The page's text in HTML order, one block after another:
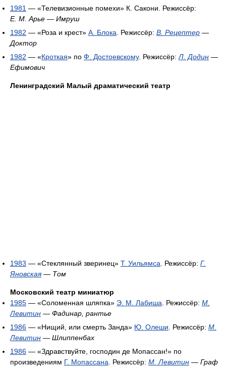
1981 — «Телевизионные помехи» К. Сакони. Режиссёр:
Е. М. Арье — Имруш
1982 — «Роза и крест» А. Блока. Режиссёр: В. Рецептер —
Доктор
1982 — «Кроткая» по Ф. Достоевскому. Режиссёр:Л. Додин —
Ефимович
Ленинградский Малый драматический театр
1983 — «Стеклянный зверинец» Т. Уильямса. Режиссёр: Г.
Яновская— Том
Московский театр миниатюр
1985 — «Соломенная шляпка» Э. М. Лабиша. Режиссёр: М.
Левитин — Фадинар, рантье
1986 — «Нищий, или смерть Занда» Ю. Олеши. Режиссёр: М.
Левитин — Шлиппенбах
1986 — «Здравствуйте, господин де Мопассан!» по
произведениям Г. Мопассана. Режиссёр: М. Левитин — Граф